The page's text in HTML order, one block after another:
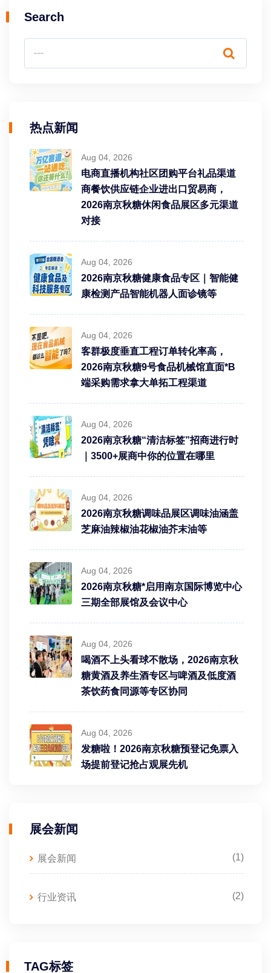
Search
热点新闻
Aug 04, 2026
电商直播机构社区团购平台礼品渠道
商餐饮供应链企业进出口贸易商，
2026南京秋糖休闲食品展区多元渠道
对接
Aug 04, 2026
2026南京秋糖健康食品专区｜智能健
康检测产品智能机器人面诊镜等
Aug 04, 2026
客群极度垂直工程订单转化率高，
2026南京秋糖9号食品机械馆直面*B
端采购需求拿大单拓工程渠道
Aug 04, 2026
2026南京秋糖“清洁标签”招商进行时
｜3500+展商中你的位置在哪里
Aug 04, 2026
2026南京秋糖调味品展区调味油涵盖
芝麻油辣椒油花椒油芥末油等
Aug 04, 2026
2026南京秋糖*启用南京国际博览中心
三期全部展馆及会议中心
Aug 04, 2026
喝酒不上头看球不散场，2026南京秋
糖黄酒及养生酒专区与啤酒及低度酒
茶饮药食同源等专区协同
Aug 04, 2026
发糖啦！2026南京秋糖预登记免票入
场提前登记抢占观展先机
展会新闻
展会新闻 (1)
行业资讯 (2)
TAG标签